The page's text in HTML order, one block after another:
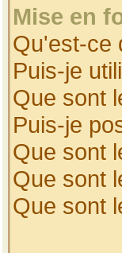
Mise en
Qu'est-ce
Puis-je
Que sont
Puis-je
Que sont
Que sont
Que sont